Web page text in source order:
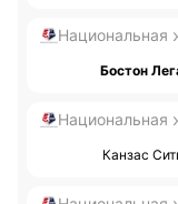
Национальная
Бостон
Национальная
Канзас